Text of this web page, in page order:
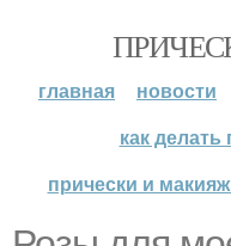
главная новости
как
прически и